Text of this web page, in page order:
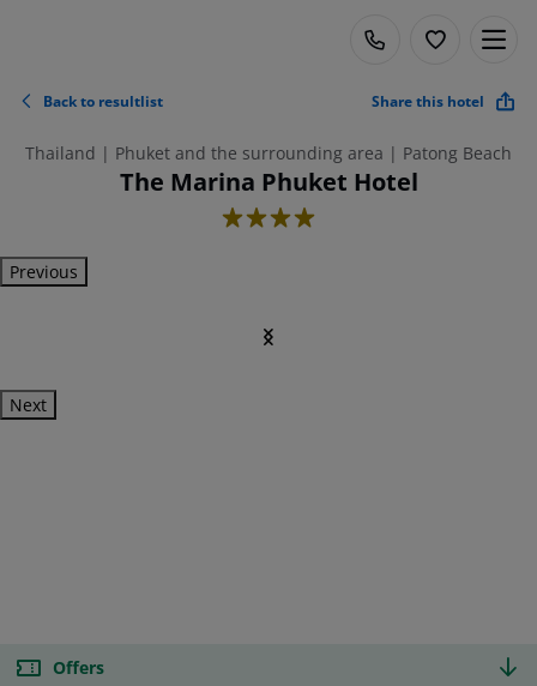
Back to resultlist Share this hotel
Thailand | Phuket and the surrounding area | Patong Beach
The Marina Phuket Hotel
4
Previous
Next
Offers